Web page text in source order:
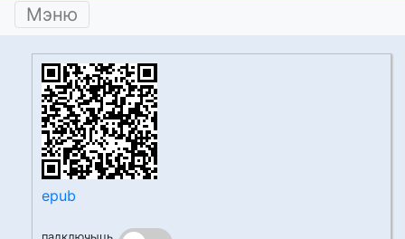
Мэню
epub